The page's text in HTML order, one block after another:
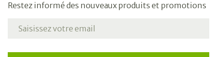
Restez informé des nouveaux produits et promotions
Adresse mail